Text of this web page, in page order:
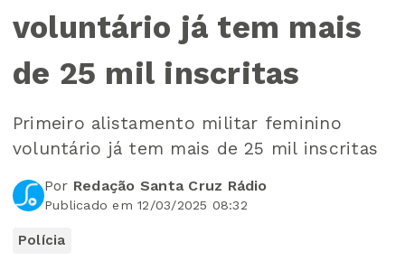
voluntário já tem mais
de 25 mil inscritas
Primeiro alistamento militar feminino
voluntário já tem mais de 25 mil inscritas
Por Redação Santa Cruz Rádio
Publicado em 12/03/2025 08:32
Polícia